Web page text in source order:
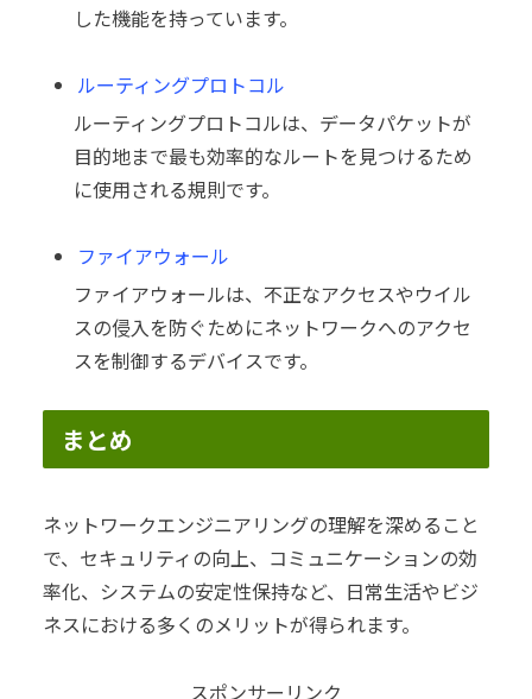
した機能を持っています。
ルーティングプロトコル
ルーティングプロトコルは、データパケットが
目的地まで最も効率的なルートを見つけるため
に使用される規則です。
ファイアウォール
ファイアウォールは、不正なアクセスやウイル
スの侵入を防ぐためにネットワークへのアクセ
スを制御するデバイスです。
まとめ
ネットワークエンジニアリングの理解を深めること
で、セキュリティの向上、コミュニケーションの効
率化、システムの安定性保持など、日常生活やビジ
ネスにおける多くのメリットが得られます。
スポンサーリンク